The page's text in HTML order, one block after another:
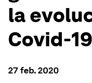
la
Covid-19
27 feb. 2020